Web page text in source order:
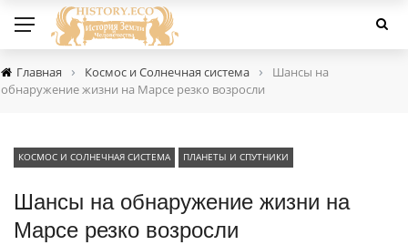
Главная › Космос и Солнечная система ›
Шансы на
обнаружение жизни на Марсе резко возросли
КОСМОС И СОЛНЕЧНАЯ СИСТЕМА ПЛАНЕТЫ И СПУТНИКИ
Шансы на обнаружение жизни на
Марсе резко возросли